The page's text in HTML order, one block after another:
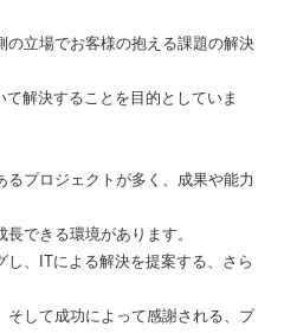
の立場でお客様の抱える課題の解決
解決することを目的としていま
プロジェクトが多く、成果や能力
できる環境があります。
、ITによる解決を提案する、さら
そして成功によって感謝される、プ